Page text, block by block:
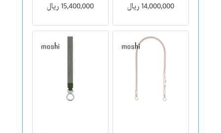
14,000,000 ریال 15,400,000 ریال